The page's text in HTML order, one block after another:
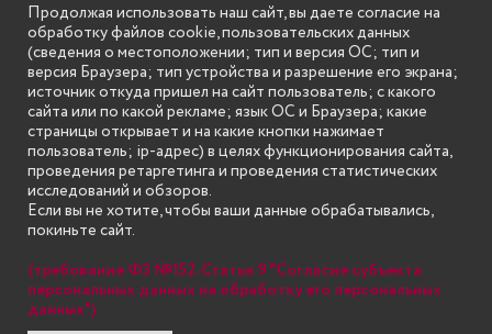
ИНФОРМАЦИЯ ДЛЯ ПРАВООБЛАДАТЕЛЕЙ
Все права на аудио и видео материалы, представленные на нашем сайте
принадлежат их законным владельцам и предназначены только для ознакомления.
Наличие материалов на сайте никаким образом не претендует на обозначение
нашего авторского права на данные материалы. Авторы не несут ответственности
за возможные последствия использования их в целях, запрещенных Уголовным
Кодексом Российской Федерации. Если вы соглашаетесь с указанными
условиями, то можете приступить к просмотру материалов. Иначе вы должны
немедленно покинуть сайт. Все материалы, размещенные на сайте, взяты с
открытых (общедоступных) источников. Если Вы являетесь правообладателем
какого-либо материала, размещённого на этом сайте, и не хотели бы чтобы данная
информация распространялась без Вашего на то согласия, то мы будем рады
оказать Вам содействие, удалив соответствующие страницы. Для этого достаточно,
чтобы вы прислали нам письмо (в электронном виде) с E-mail официального
почтового домена компании правообладателя, в котором указали ссылки на
страницы сайта, которые необходимо удалить.
SECONDARY
MENU
© Государственное бюджетное образовательное учреждение
высшего образования "Нижегородский государственный инженерно-
Продолжая использовать наш сайт, вы даете согласие на
обработку файлов cookie, пользовательских данных
(сведения о местоположении; тип и версия ОС; тип и
версия Браузера; тип устройства и разрешение его экрана;
источник откуда пришел на сайт пользователь; с какого
сайта или по какой рекламе; язык ОС и Браузера; какие
страницы открывает и на какие кнопки нажимает
пользователь; ip-адрес) в целях функционирования сайта,
проведения ретаргетинга и проведения статистических
исследований и обзоров.
Если вы не хотите, чтобы ваши данные обрабатывались,
покиньте сайт.
(требование ФЗ №152. Статья 9 "Согласие субъекта
персональных данных на обработку его персональных
данных")